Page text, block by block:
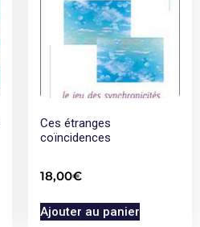
Ces étranges
coïncidences
18,00€
Ajouter au panier